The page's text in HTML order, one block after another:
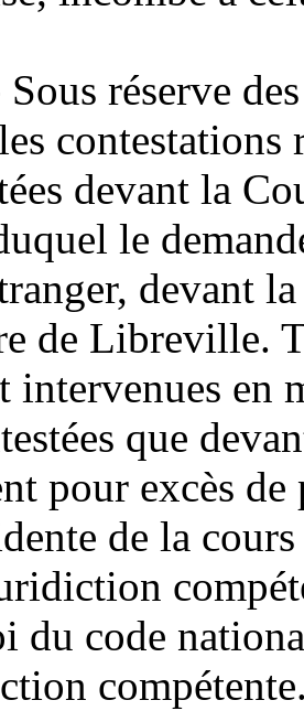
réserve
devant la
le
devant
de Libreville.
intervenues en
que
pour excès
de la
du code